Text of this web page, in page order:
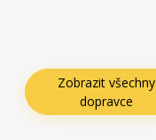
Zobrazit všechny
dopravce